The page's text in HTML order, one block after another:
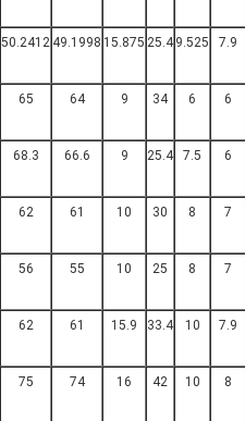
50.2412 49.1998 15.875 25.4 9.525 7.9
65 64 9 34 6 6
68.3 66.6 9 25.4 7.5 6
62 61 10 30 8 7
56 55 10 25 8 7
62 61 15.9 33.4 10 7.9
75 74 16 42 10 8